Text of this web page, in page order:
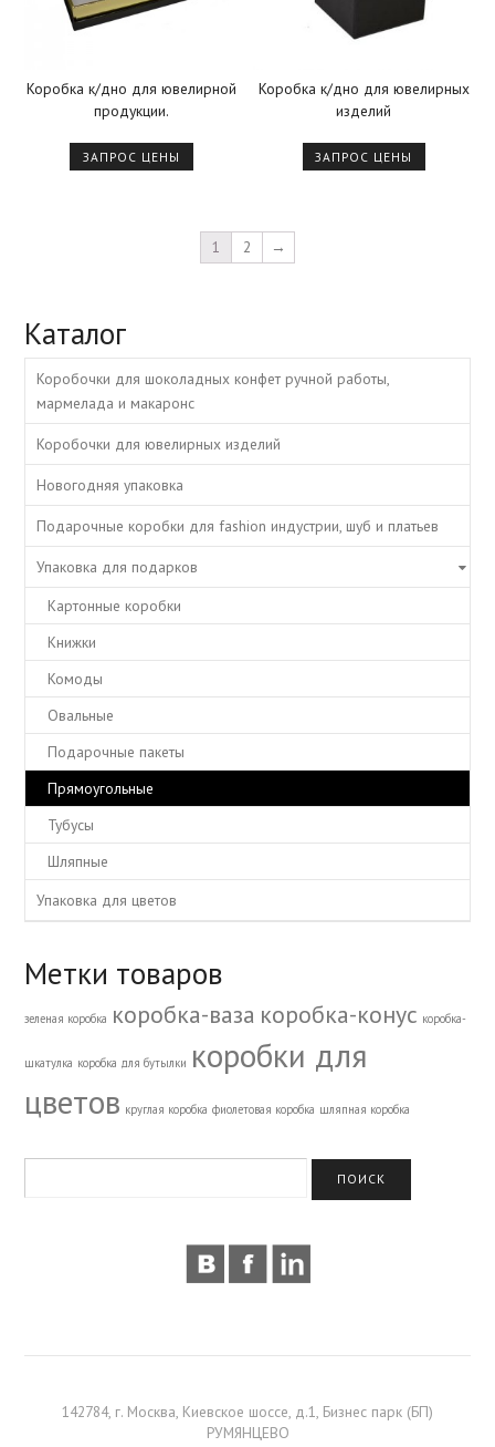
Коробка к/дно для ювелирной
продукции.
ЗАПРОС ЦЕНЫ
Коробка к/дно для ювелирных
изделий
ЗАПРОС ЦЕНЫ
1 2 →
Каталог
Коробочки для шоколадных конфет ручной работы,
мармелада и макаронс
Коробочки для ювелирных изделий
Новогодняя упаковка
Подарочные коробки для fashion индустрии, шуб и платьев
Упаковка для подарков
Картонные коробки
Книжки
Комоды
Овальные
Подарочные пакеты
Прямоугольные
Тубусы
Шляпные
Упаковка для цветов
Метки товаров
зеленая коробка коробка-ваза коробка-конус коробка-
шкатулка коробка для бутылки коробки для
цветов круглая коробка фиолетовая коробка шляпная коробка
142784, г. Москва, Киевское шоссе, д.1, Бизнес парк (БП)
РУМЯНЦЕВО